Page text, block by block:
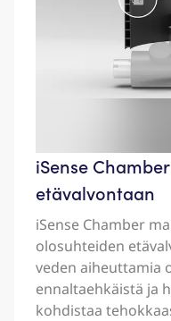
iSense
etävalvontaan
iSense Chamber
olosuhteiden
veden aiheuttamia
ennaltaehkäistä ja
kohdistaa